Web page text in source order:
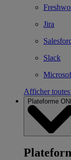
Jira
Slack
Afficher
Plateforme